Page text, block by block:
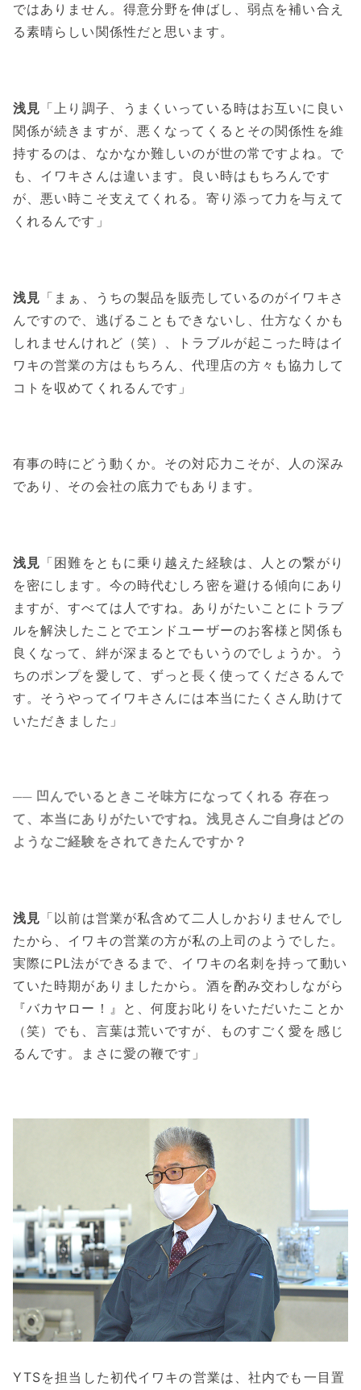
ではありません。得意分野を伸ばし、弱点を補い合え
る素晴らしい関係性だと思います。
浅見 「上り調子、うまくいっている時はお互いに良い
関係が続きますが、悪くなってくるとその関係性を維
持するのは、なかなか難しいのが世の常ですよね。で
も、イワキさんは違います。良い時はもちろんです
が、悪い時こそ支えてくれる。寄り添って力を与えて
くれるんです」
浅見 「まぁ、うちの製品を販売しているのがイワキさ
んですので、逃げることもできないし、仕方なくかも
しれませんけれど（笑）、トラブルが起こった時はイ
ワキの営業の方はもちろん、代理店の方々も協力して
コトを収めてくれるんです」
有事の時にどう動くか。その対応力こそが、人の深み
であり、その会社の底力でもあります。
浅見 「困難をともに乗り越えた経験は、人との繋がり
を密にします。今の時代むしろ密を避ける傾向にあり
ますが、すべては人ですね。ありがたいことにトラブ
ルを解決したことでエンドユーザーのお客様と関係も
良くなって、絆が深まるとでもいうのでしょうか。う
ちのポンプを愛して、ずっと長く使ってくださるんで
す。そうやってイワキさんには本当にたくさん助けて
いただきました」
── 凹んでいるときこそ味方になってくれる 存在っ
て、本当にありがたいですね。浅見さんご自身はどの
ようなご経験をされてきたんですか？
浅見 「以前は営業が私含めて二人しかおりませんでし
たから、イワキの営業の方が私の上司のようでした。
実際にPL法ができるまで、イワキの名刺を持って動い
ていた時期がありましたから。酒を酌み交わしながら
『バカヤロー！』と、何度お叱りをいただいたことか
（笑）でも、言葉は荒いですが、ものすごく愛を感じ
るんです。まさに愛の鞭です」
YTSを担当した初代イワキの営業は、社内でも一目置